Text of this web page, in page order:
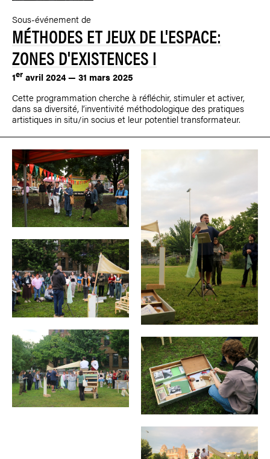
Sous-événement de
MÉTHODES ET JEUX DE L'ESPACE:
ZONES D'EXISTENCES I
1er avril 2024 — 31 mars 2025
Cette programmation cherche à réfléchir, stimuler et activer,
dans sa diversité, l’inventivité méthodologique des pratiques
artistiques in situ/in socius et leur potentiel transformateur.